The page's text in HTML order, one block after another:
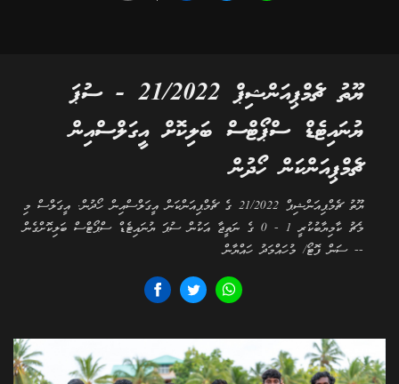
ޔޫތު ޗެމްޕިއަންޝިޕް 21/2022 - ސުޕަ
ޔުނައިޓެޑް ސްޕޯޓްސް ބަލިކޮށް އީގަލްސްއިން
ޗެމްޕިއަންކަން ހޯދުން
ޔޫތު ޗެމްޕިއަންޝިޕް 21/2022 ގެ ޗެމްޕިއަންކަން އީގަލްސްއިން ހޯދުން. އީގަލްސް މި
މެޗު ކާމިޔާބުކުރީ 1 - 0 ގެ ނަތީޖާ އަކުން ސުޕަ ޔުނައިޓެޑް ސްޕޯޓްސް ބަލިކޮށްގެން
-- ސަން ފޮޓޯ/ މުހައްމަދު ހައްޔާން